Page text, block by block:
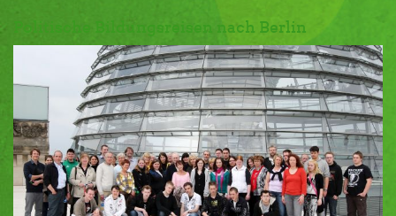
Politische Bildungsreisen nach Berlin